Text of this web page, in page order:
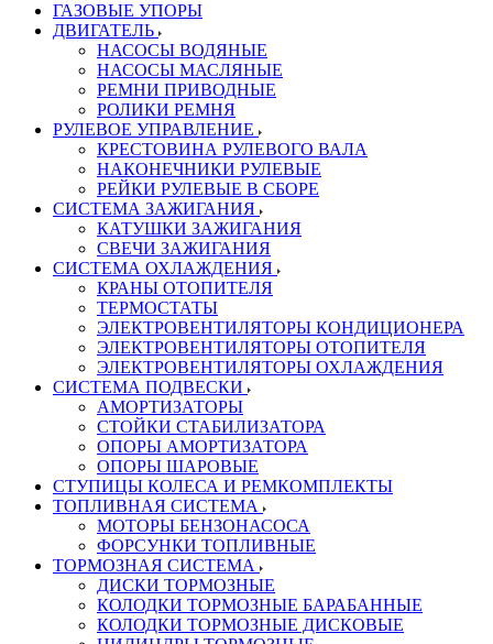
ГАЗОВЫЕ УПОРЫ
ДВИГАТЕЛЬ
НАСОСЫ ВОДЯНЫЕ
НАСОСЫ МАСЛЯНЫЕ
РЕМНИ ПРИВОДНЫЕ
РОЛИКИ РЕМНЯ
РУЛЕВОЕ УПРАВЛЕНИЕ
КРЕСТОВИНА РУЛЕВОГО ВАЛА
НАКОНЕЧНИКИ РУЛЕВЫЕ
РЕЙКИ РУЛЕВЫЕ В СБОРЕ
СИСТЕМА ЗАЖИГАНИЯ
КАТУШКИ ЗАЖИГАНИЯ
СВЕЧИ ЗАЖИГАНИЯ
СИСТЕМА ОХЛАЖДЕНИЯ
КРАНЫ ОТОПИТЕЛЯ
ТЕРМОСТАТЫ
ЭЛЕКТРОВЕНТИЛЯТОРЫ КОНДИЦИОНЕРА
ЭЛЕКТРОВЕНТИЛЯТОРЫ ОТОПИТЕЛЯ
ЭЛЕКТРОВЕНТИЛЯТОРЫ ОХЛАЖДЕНИЯ
СИСТЕМА ПОДВЕСКИ
АМОРТИЗАТОРЫ
СТОЙКИ СТАБИЛИЗАТОРА
ОПОРЫ АМОРТИЗАТОРА
ОПОРЫ ШАРОВЫЕ
СТУПИЦЫ КОЛЕСА И РЕМКОМПЛЕКТЫ
ТОПЛИВНАЯ СИСТЕМА
МОТОРЫ БЕНЗОНАСОСА
ФОРСУНКИ ТОПЛИВНЫЕ
ТОРМОЗНАЯ СИСТЕМА
ДИСКИ ТОРМОЗНЫЕ
КОЛОДКИ ТОРМОЗНЫЕ БАРАБАННЫЕ
КОЛОДКИ ТОРМОЗНЫЕ ДИСКОВЫЕ